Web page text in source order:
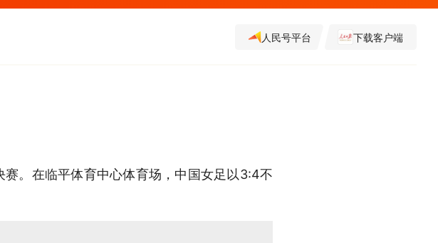
人民号平台 下载客户端
。在临平体育中心体育场，中国女足以3:4不